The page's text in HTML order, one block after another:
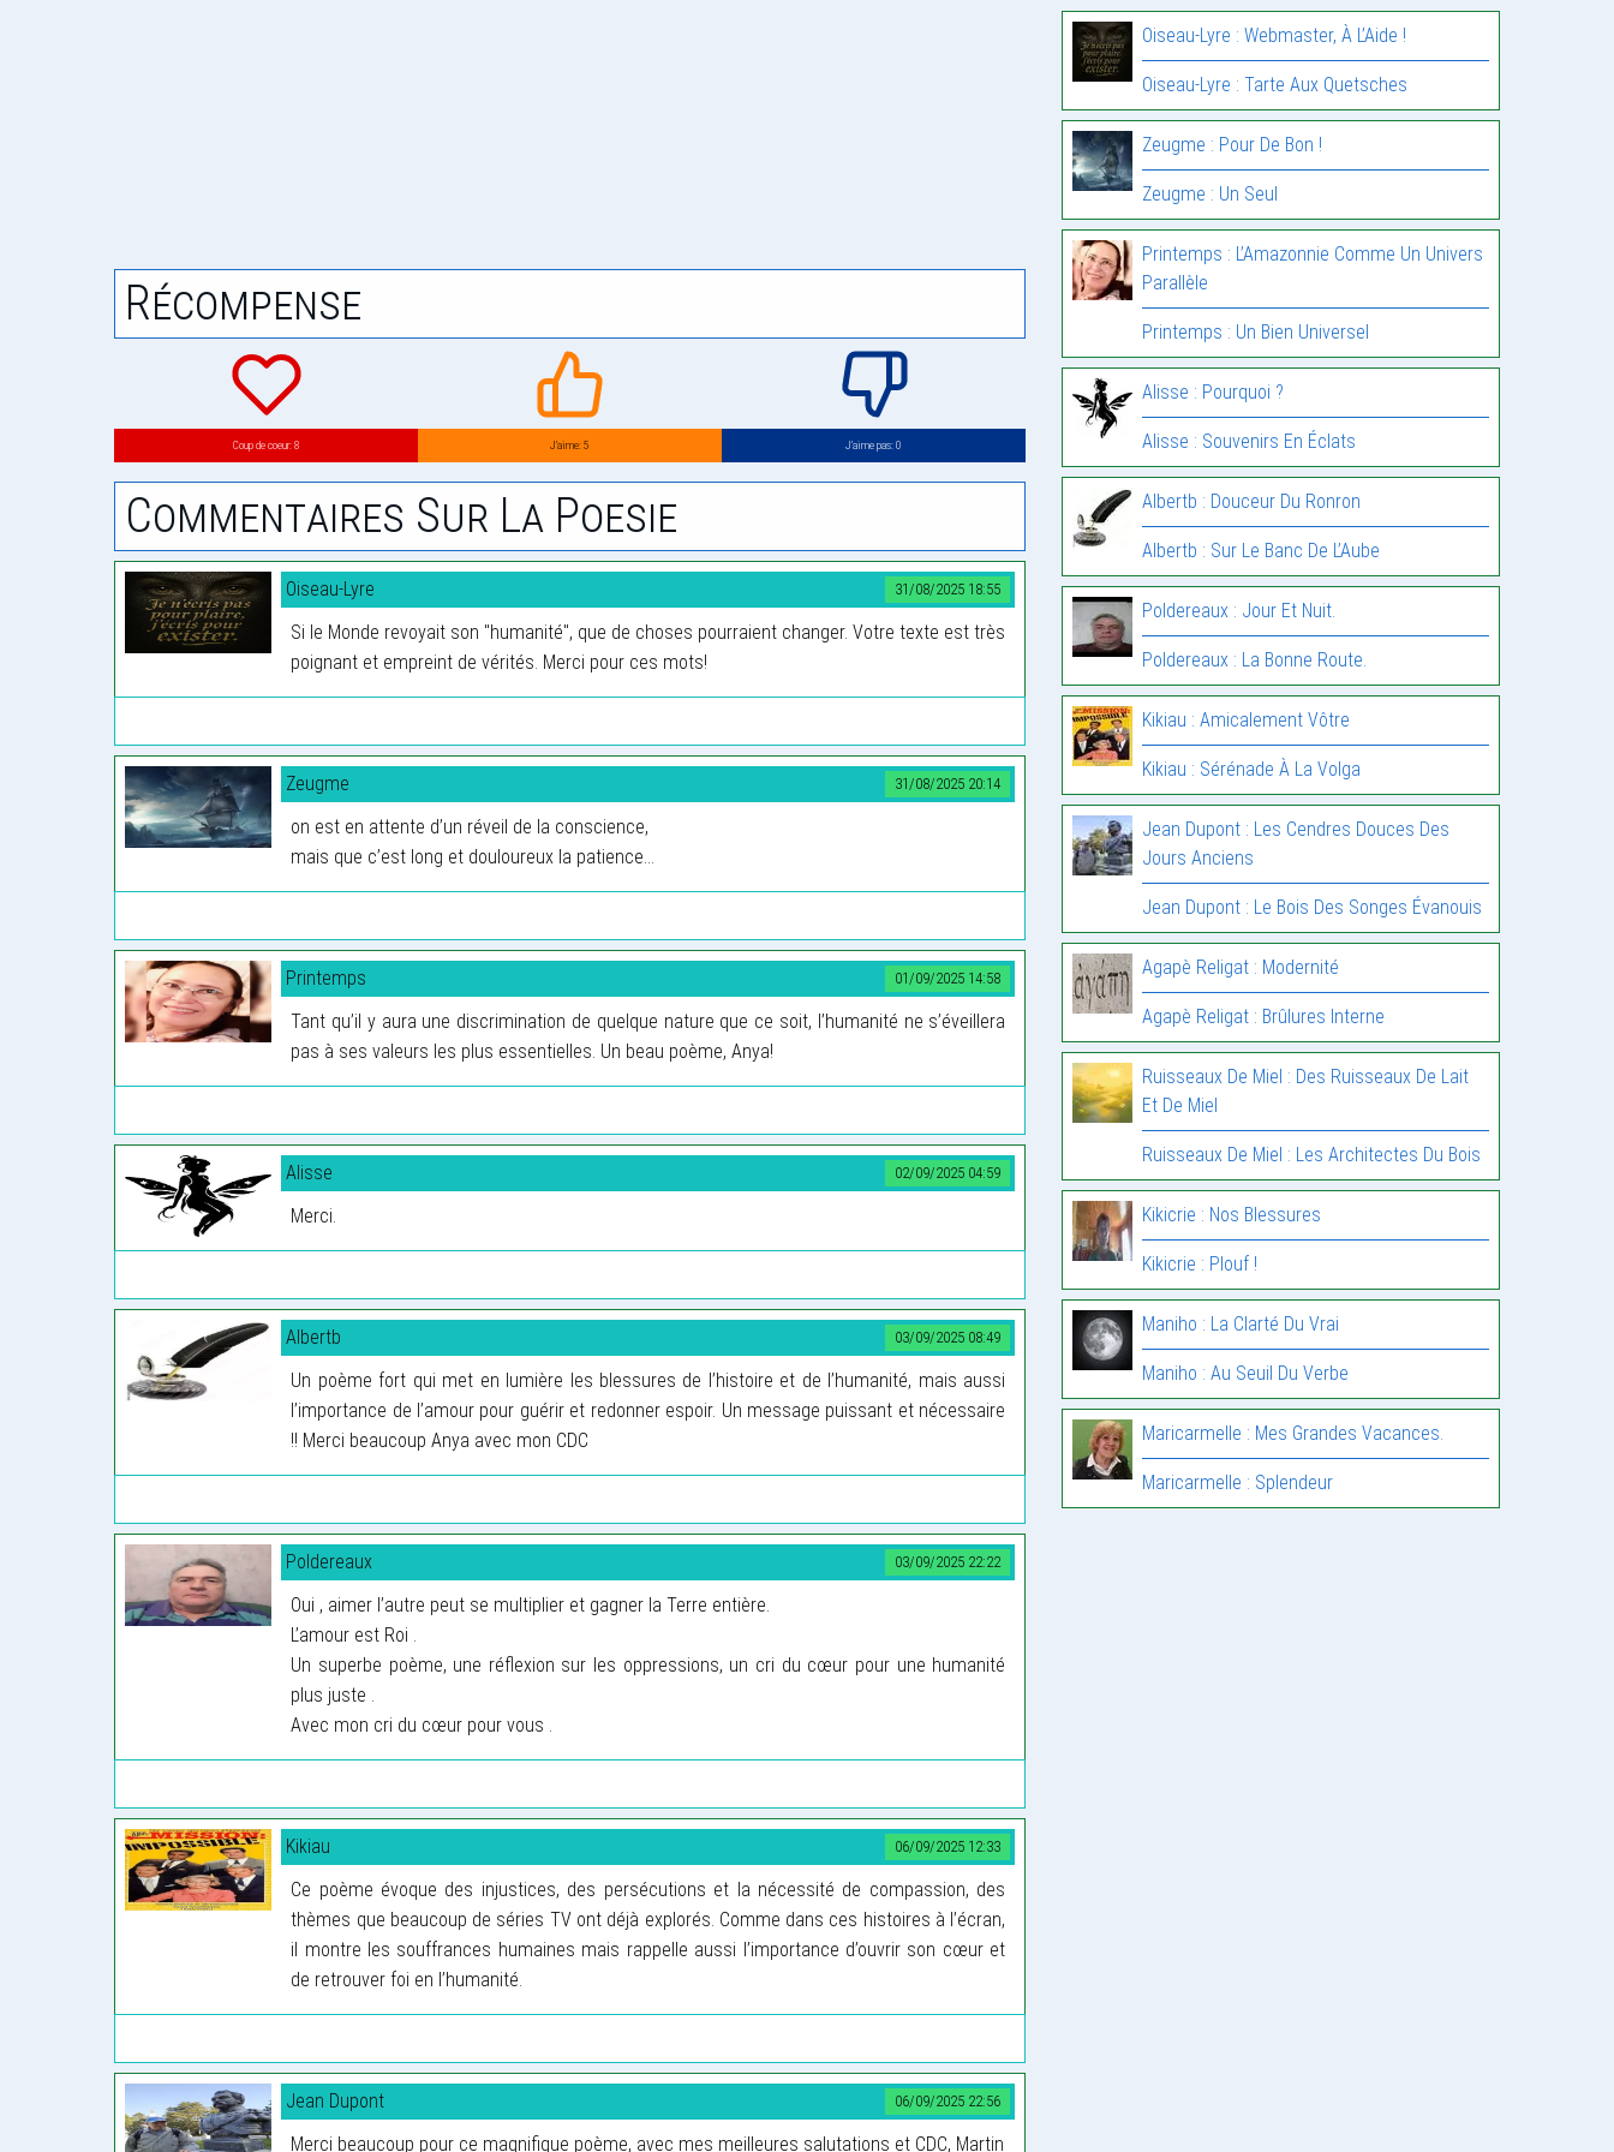
Récompense
Coup de coeur: 8 J’aime: 5 J’aime pas: 0
Commentaires Sur La Poesie
31/08/2025 18:55
Oiseau-Lyre
Si le Monde revoyait son "humanité", que de choses pourraient changer. Votre texte est très
poignant et empreint de vérités. Merci pour ces mots!
31/08/2025 20:14
Zeugme
on est en attente d’un réveil de la conscience,
mais que c’est long et douloureux la patience...
01/09/2025 14:58
Printemps
Tant qu’il y aura une discrimination de quelque nature que ce soit, l’humanité ne s’éveillera
pas à ses valeurs les plus essentielles. Un beau poème, Anya!
02/09/2025 04:59
Alisse
Merci.
03/09/2025 08:49
Albertb
Un poème fort qui met en lumière les blessures de l’histoire et de l’humanité, mais aussi
l’importance de l’amour pour guérir et redonner espoir. Un message puissant et nécessaire
!! Merci beaucoup Anya avec mon CDC
03/09/2025 22:22
Poldereaux
Oui , aimer l’autre peut se multiplier et gagner la Terre entière.
L’amour est Roi .
Un superbe poème, une réflexion sur les oppressions, un cri du cœur pour une humanité
plus juste .
Avec mon cri du cœur pour vous .
06/09/2025 12:33
Kikiau
Ce poème évoque des injustices, des persécutions et la nécessité de compassion, des
thèmes que beaucoup de séries TV ont déjà explorés. Comme dans ces histoires à l’écran,
il montre les souffrances humaines mais rappelle aussi l’importance d’ouvrir son cœur et
de retrouver foi en l’humanité.
06/09/2025 22:56
Jean Dupont
Merci beaucoup pour ce magnifique poème, avec mes meilleures salutations et CDC, Martin
Oiseau-Lyre : Webmaster, À L’Aide !
Oiseau-Lyre : Tarte Aux Quetsches
Zeugme : Pour De Bon !
Zeugme : Un Seul
Printemps : L’Amazonnie Comme Un Univers
Parallèle
Printemps : Un Bien Universel
Alisse : Pourquoi ?
Alisse : Souvenirs En Éclats
Albertb : Douceur Du Ronron
Albertb : Sur Le Banc De L’Aube
Poldereaux : Jour Et Nuit.
Poldereaux : La Bonne Route.
Kikiau : Amicalement Vôtre
Kikiau : Sérénade À La Volga
Jean Dupont : Les Cendres Douces Des
Jours Anciens
Jean Dupont : Le Bois Des Songes Évanouis
Agapè Religat : Modernité
Agapè Religat : Brûlures Interne
Ruisseaux De Miel : Des Ruisseaux De Lait
Et De Miel
Ruisseaux De Miel : Les Architectes Du Bois
Kikicrie : Nos Blessures
Kikicrie : Plouf !
Maniho : La Clarté Du Vrai
Maniho : Au Seuil Du Verbe
Maricarmelle : Mes Grandes Vacances.
Maricarmelle : Splendeur